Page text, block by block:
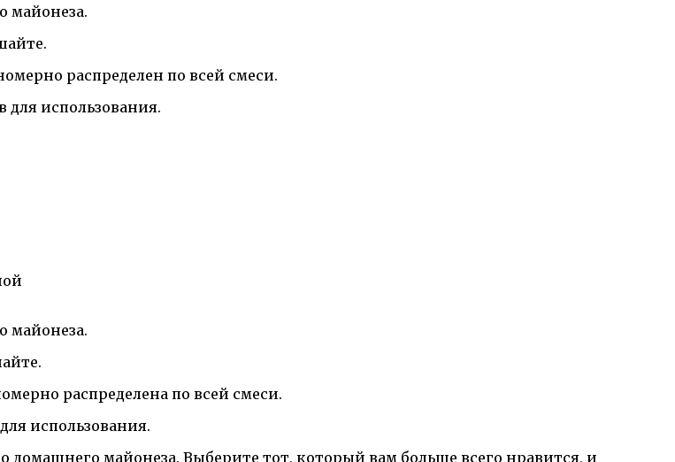
майонеза.
распределен по всей смеси.
для использования.
майонеза.
распределена по всей смеси.
использования.
домашнего майонеза. Выберите тот, который вам больше всего нравится, и